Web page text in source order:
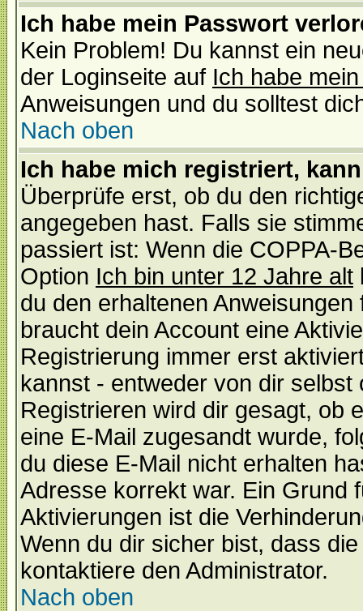
Ich habe mein Passwort
Kein Problem! Du kannst ein
der Loginseite auf Ich habe
Anweisungen und du solltest
Nach oben
Ich habe mich registriert,
Überprüfe erst, ob du den
angegeben hast. Falls sie
passiert ist: Wenn die COPPA-
Option Ich bin unter 12 Jahre alt
du den erhaltenen
braucht dein Account eine
Registrierung immer erst
kannst - entweder von dir selbst
Registrieren wird dir gesagt, ob
eine E-Mail zugesandt wurde,
du diese E-Mail nicht erhalten
Adresse korrekt war. Ein Grund
Aktivierungen ist die
Wenn du dir sicher bist, dass
kontaktiere den Administrator.
Nach oben